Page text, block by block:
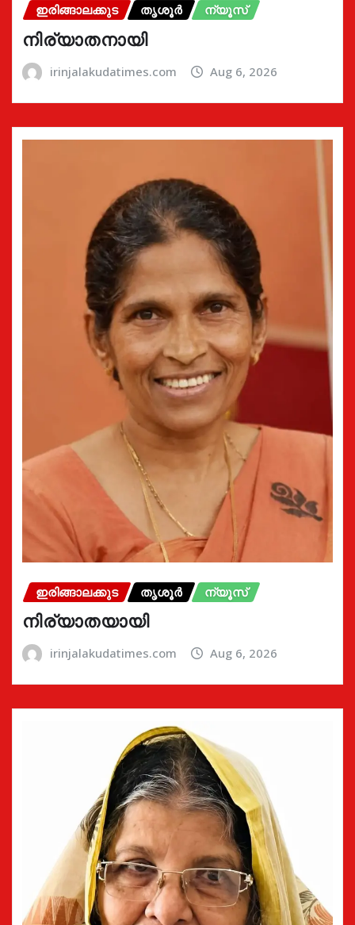
ഇരിങ്ങാലക്കുട തൃശൂർ ന്യൂസ്
നിര്യാതനായി
irinjalakudatimes.com Aug 6, 2026
ഇരിങ്ങാലക്കുട തൃശൂർ ന്യൂസ്
നിര്യാതയായി
irinjalakudatimes.com Aug 6, 2026